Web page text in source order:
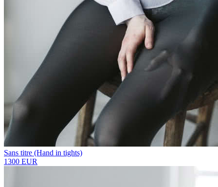
Sans titre (Hand in tights)
1300 EUR